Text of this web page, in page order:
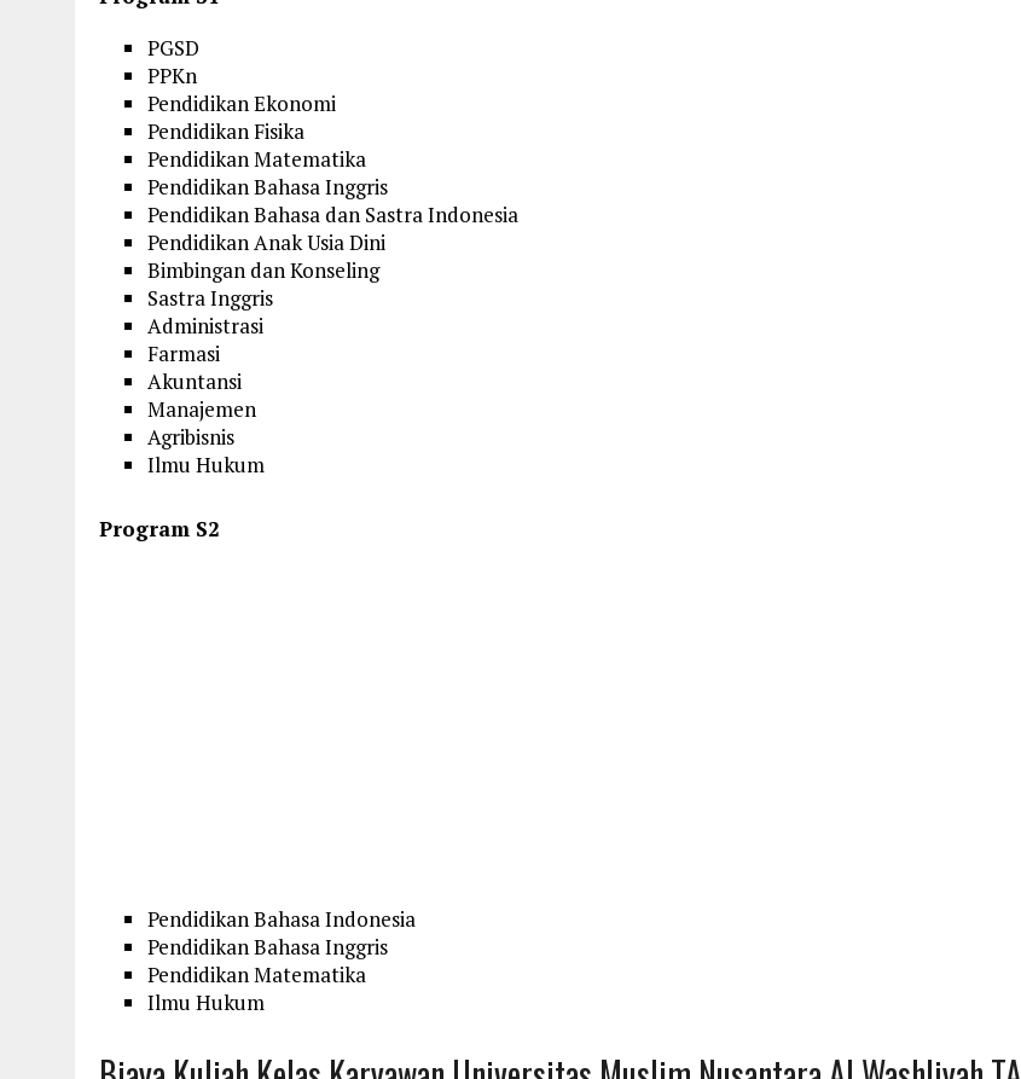
PGSD
PPKn
Pendidikan Ekonomi
Pendidikan Fisika
Pendidikan Matematika
Pendidikan Bahasa Inggris
Pendidikan Bahasa dan Sastra Indonesia
Pendidikan Anak Usia Dini
Bimbingan dan Konseling
Sastra Inggris
Administrasi
Farmasi
Akuntansi
Manajemen
Agribisnis
Ilmu Hukum
Program S2
Pendidikan Bahasa Indonesia
Pendidikan Bahasa Inggris
Pendidikan Matematika
Ilmu Hukum